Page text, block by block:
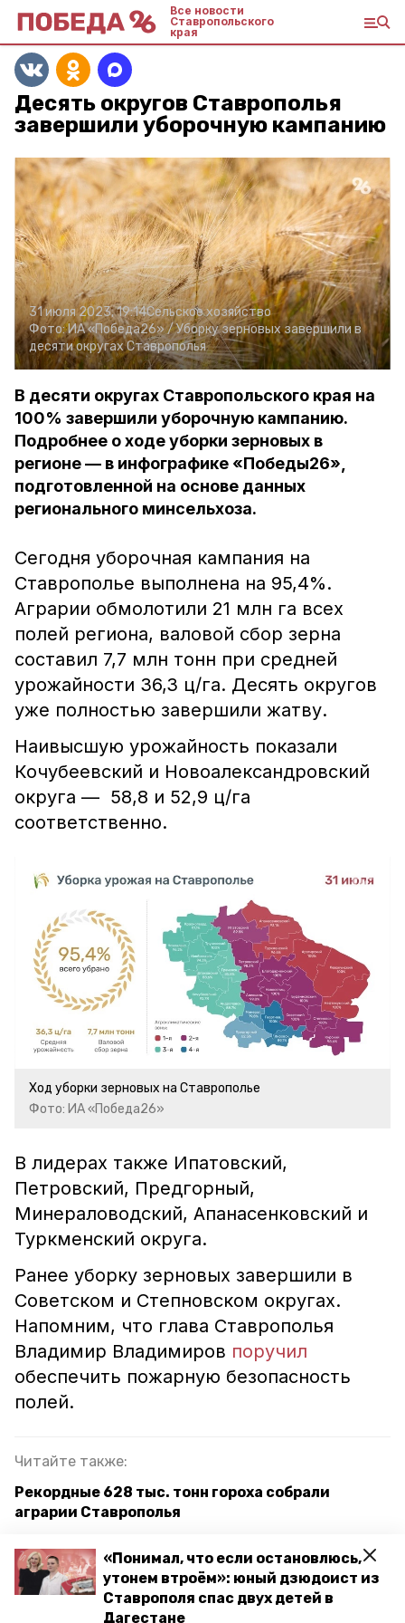
«Понимал, что если остановлюсь,
утонем втроём»: юный дзюдоист из
Ставрополя спас двух детей в
Дагестане
Все новости
Ставропольского
края
Десять округов Ставрополья
завершили уборочную кампанию
31 июля 2023, 19:14Сельское хозяйство
Фото:ИА «Победа26» /Уборку зерновых завершили в
десяти округах Ставрополья
В десяти округах Ставропольского края на
100% завершили уборочную кампанию.
Подробнее о ходе уборки зерновых в
регионе — в инфографике «Победы26»,
подготовленной на основе данных
регионального минсельхоза.
Сегодня уборочная кампания на
Ставрополье выполнена на 95,4%.
Аграрии обмолотили 21 млн га всех
полей региона, валовой сбор зерна
составил 7,7 млн тонн при средней
урожайности 36,3 ц/га. Десять округов
уже полностью завершили жатву.
Наивысшую урожайность показали
Кочубеевский и Новоалександровский
округа — 58,8 и 52,9 ц/га
соответственно.
Ход уборки зерновых на Ставрополье
Фото: ИА «Победа26»
В лидерах также Ипатовский,
Петровский, Предгорный,
Минераловодский, Апанасенковский и
Туркменский округа.
Ранее уборку зерновых завершили в
Советском и Степновском округах.
Напомним, что глава Ставрополья
Владимир Владимиров поручил
обеспечить пожарную безопасность
полей.
Читайте также:
Рекордные 628 тыс. тонн гороха собрали
аграрии Ставрополья
Аграрии Арзгирского округа собрали почти 165
тонн дыни
Губернатор Владимиров поручил проработать